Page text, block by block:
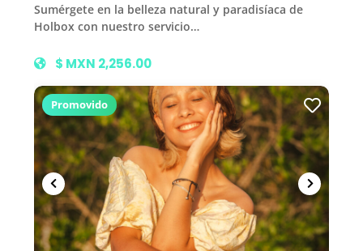
Sumérgete en la belleza natural y paradisíaca de
Holbox con nuestro servicio…
$ MXN 2,256.00
Promovido